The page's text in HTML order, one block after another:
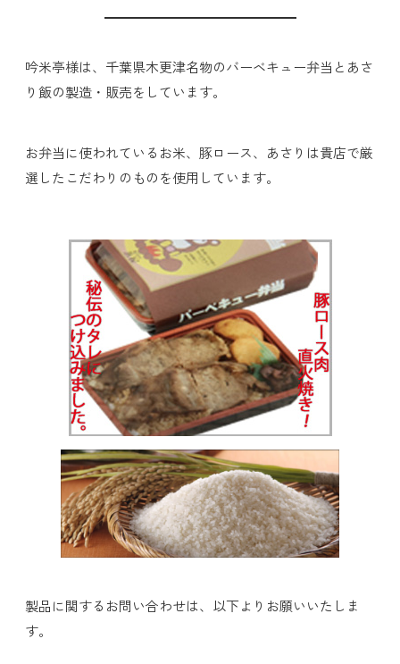
吟米亭様は、千葉県木更津名物のバーベキュー弁当とあさ
り飯の製造・販売をしています。
お弁当に使われているお米、豚ロース、あさりは貴店で厳
選したこだわりのものを使用しています。
製品に関するお問い合わせは、以下よりお願いいたしま
す。